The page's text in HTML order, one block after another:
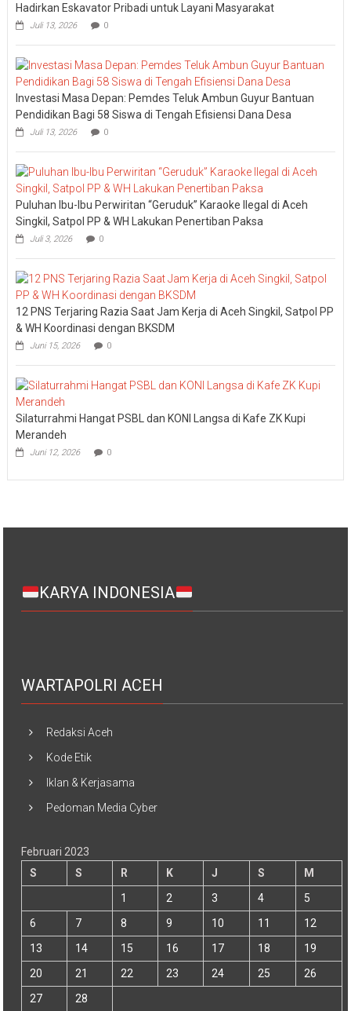
Hadirkan Eskavator Pribadi untuk Layani Masyarakat
Juli 13, 2026 0
Investasi Masa Depan: Pemdes Teluk Ambun Guyur Bantuan
Pendidikan Bagi 58 Siswa di Tengah Efisiensi Dana Desa
Juli 13, 2026 0
Puluhan Ibu-Ibu Perwiritan “Geruduk” Karaoke Ilegal di Aceh
Singkil, Satpol PP & WH Lakukan Penertiban Paksa
Juli 3, 2026 0
12 PNS Terjaring Razia Saat Jam Kerja di Aceh Singkil, Satpol PP
& WH Koordinasi dengan BKSDM
Juni 15, 2026 0
Silaturrahmi Hangat PSBL dan KONI Langsa di Kafe ZK Kupi
Merandeh
Juni 12, 2026 0
KARYA INDONESIA
WARTAPOLRI ACEH
Redaksi Aceh
Kode Etik
Iklan & Kerjasama
Pedoman Media Cyber
Februari 2023
S
S R K J S
M
1
2 3 4
5
6
7 8 9 10 11
12
13
14 15 16 17 18
19
20
21 22 23 24 25
26
27
28